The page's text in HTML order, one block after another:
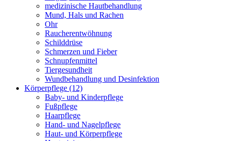
medizinische Hautbehandlung
Mund, Hals und Rachen
Ohr
Raucherentwöhnung
Schilddrüse
Schmerzen und Fieber
Schnupfenmittel
Tiergesundheit
Wundbehandlung und Desinfektion
Körperpflege (12)
Baby- und Kinderpflege
Fußpflege
Haarpflege
Hand- und Nagelpflege
Haut- und Körperpflege